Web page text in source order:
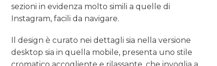
sezioni in evidenza molto simili a quelle di
Instagram, facili da navigare.
Il design è curato nei dettagli sia nella versione
desktop sia in quella mobile, presenta uno stile